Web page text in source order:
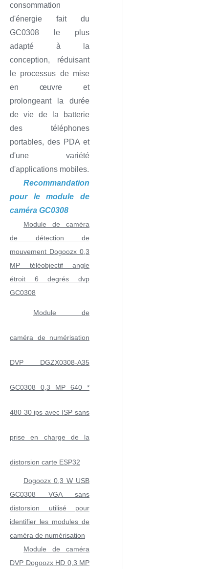
consommation
d'énergie fait du
GC0308 le plus
adapté à la
conception, réduisant
le processus de mise
en œuvre et
prolongeant la durée
de vie de la batterie
des téléphones
portables, des PDA et
d'une variété
d'applications mobiles.
Recommandation
pour le module de
caméra GC0308
Module de caméra
de détection de
mouvement Dogoozx 0,3
MP téléobjectif angle
étroit 6 degrés dvp
GC0308
Module de
caméra de numérisation
DVP DGZX0308-A35
GC0308 0,3 MP 640 *
480 30 ips avec ISP sans
prise en charge de la
distorsion carte ESP32
Dogoozx 0,3 W USB
GC0308 VGA sans
distorsion utilisé pour
identifier les modules de
caméra de numérisation
Module de caméra
DVP Dogoozx HD 0,3 MP